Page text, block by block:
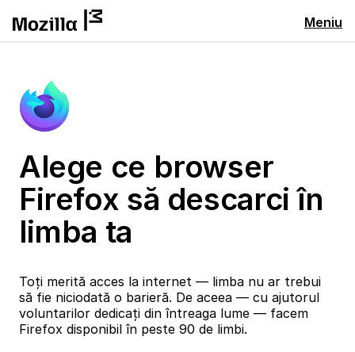
Meniu
Alege ce browser
Firefox să descarci în
limba ta
Toți merită acces la internet — limba nu ar trebui
să fie niciodată o barieră. De aceea — cu ajutorul
voluntarilor dedicați din întreaga lume — facem
Firefox disponibil în peste 90 de limbi.